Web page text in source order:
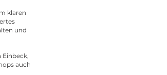
klaren
und
Einbeck,
auch